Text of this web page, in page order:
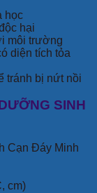
học
hại
môi trường
diện tích tỏa
tránh bị nứt nồi
SINH
Cạn Đáy Minh
cm)